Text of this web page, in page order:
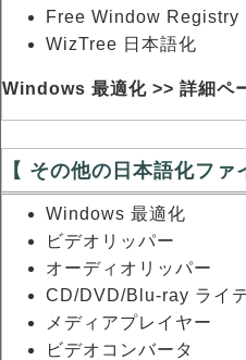
Free Window Registry
WizTree 日本語化
Windows 最適化 >> 詳細ペ
【 その他の日本語化ファ
Windows 最適化
ビデオリッパー
オーディオリッパー
CD/DVD/Blu-ray ライ
メディアプレイヤー
ビデオコンバータ